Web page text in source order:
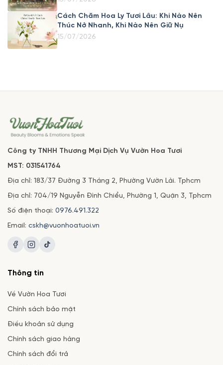
Cách Chăm Hoa Ly Tươi Lâu: Khi Nào Nên
Thúc Nở Nhanh, Khi Nào Nên Giữ Nụ
15/07/2026
Công ty TNHH Thương Mại Dịch Vụ Vườn Hoa Tươi
MST: 031541764
Địa chỉ: 183/37 Đường 3 Tháng 2, Phường Vườn Lài. Tphcm
Địa chỉ: 704/19 Nguyễn Đình Chiểu, Phường 1, Quận 3, Tphcm
Số điện thoại: 0976.491.322
Email: cskh@vuonhoatuoi.vn
Thông tin
Về Vườn Hoa Tươi
Chính sách bảo mật
Điều khoản sử dụng
Chính sách giao hàng
Chính sách đổi trả